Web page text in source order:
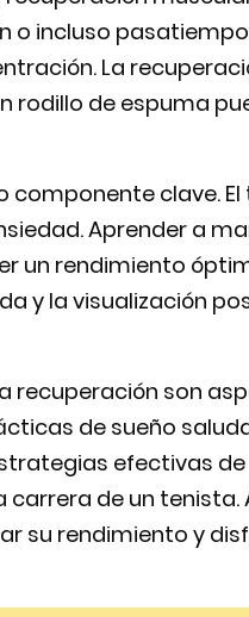
o incluso
La
rodillo de espuma
componente clave.
Aprender a
un rendimiento
y la visualización
recuperación son
de sueño
efectivas
de un tenista.
su rendimiento y